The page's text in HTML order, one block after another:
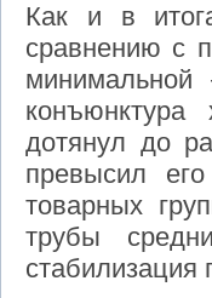
Как и в
сравнению с
конъюнктура
дотянул до
превысил
товарных
трубы
стабилизация